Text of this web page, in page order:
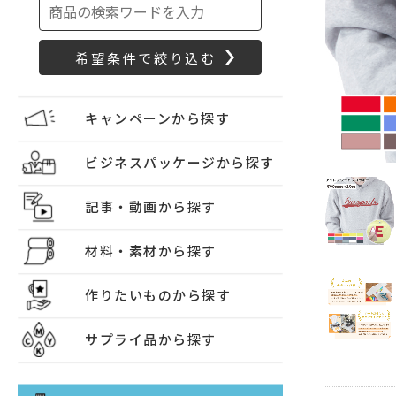
キャンペーンから探す
ビジネスパッケージから探す
記事・動画から探す
材料・素材から探す
作りたいものから探す
サプライ品から探す